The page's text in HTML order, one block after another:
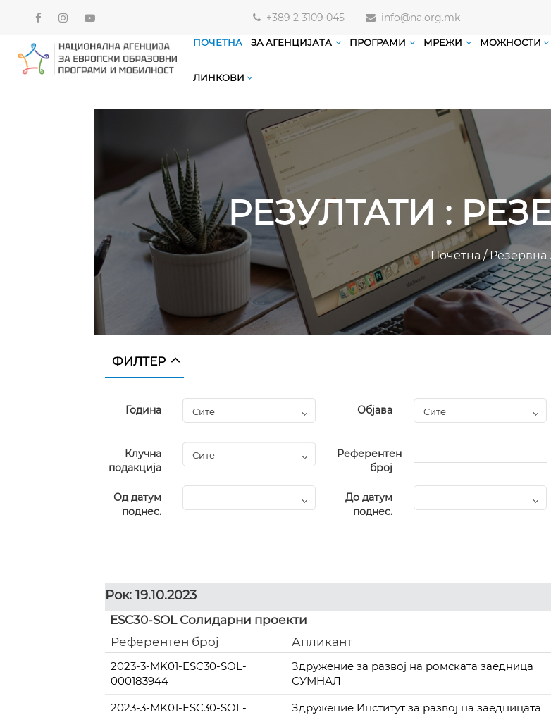
+389 2 3109 045 info@na.org.mk
ПОЧЕТНА ЗА АГЕНЦИЈАТА ПРОГРАМИ МРЕЖИ МОЖНОСТИ
ЛИНКОВИ
РЕЗУЛТАТИ :
Почетна/Резервна
ФИЛТЕР
Година Објава
Клучна
подакција
Референтен
број
Од датум
поднес.
До датум
поднес.
Рок: 19.10.2023
ESC30-SOL Солидарни проекти
Референтен број
Апликант
2023-3-MK01-ESC30-SOL-
000183944
Здружение за развој на ромската заедница
СУМНАЛ
2023-3-MK01-ESC30-SOL-
Здружение Институт за развој на заедницата